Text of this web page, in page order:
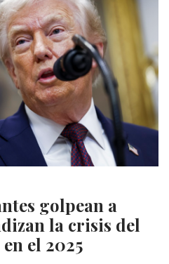
golpean a
la crisis del
el 2025